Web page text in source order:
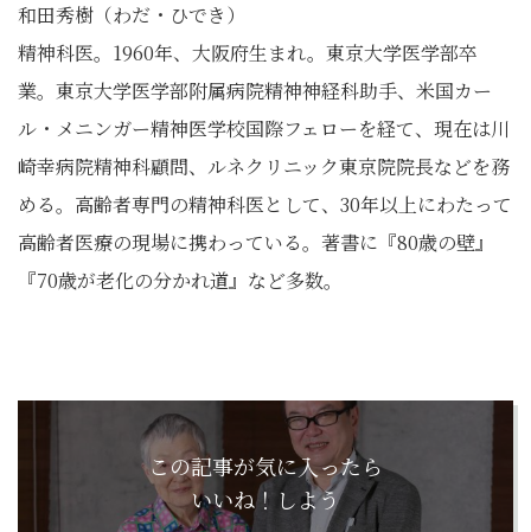
和田秀樹（わだ・ひでき）
精神科医。1960年、大阪府生まれ。東京大学医学部卒
業。東京大学医学部附属病院精神神経科助手、米国カー
ル・メニンガー精神医学校国際フェローを経て、現在は川
崎幸病院精神科顧問、ルネクリニック東京院院長などを務
める。高齢者専門の精神科医として、30年以上にわたって
高齢者医療の現場に携わっている。著書に『80歳の壁』
『70歳が老化の分かれ道』など多数。
この記事が気に入ったら
いいね！しよう